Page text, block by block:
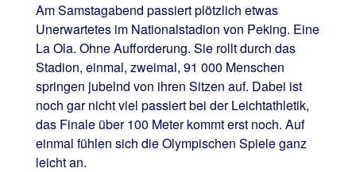
Am Samstagabend passiert plötzlich etwas
Unerwartetes im Nationalstadion von Peking. Eine
La Ola. Ohne Aufforderung. Sie rollt durch das
Stadion, einmal, zweimal, 91 000 Menschen
springen jubelnd von ihren Sitzen auf. Dabei ist
noch gar nicht viel passiert bei der Leichtathletik,
das Finale über 100 Meter kommt erst noch. Auf
einmal fühlen sich die Olympischen Spiele ganz
leicht an.